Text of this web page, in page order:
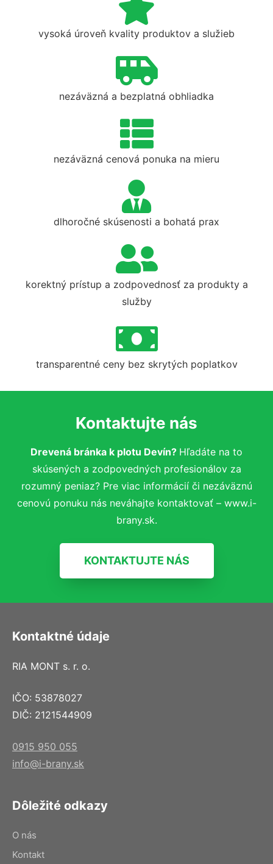
vysoká úroveň kvality produktov a služieb
nezáväzná a bezplatná obhliadka
nezáväzná cenová ponuka na mieru
dlhoročné skúsenosti a bohatá prax
korektný prístup a zodpovednosť za produkty a
služby
transparentné ceny bez skrytých poplatkov
Kontaktujte nás
Drevená bránka k plotu Devín? Hľadáte na to
skúsených a zodpovedných profesionálov za
rozumný peniaz? Pre viac informácií či nezáväznú
cenovú ponuku nás neváhajte kontaktovať – www.i-
brany.sk.
KONTAKTUJTE NÁS
Kontaktné údaje
RIA MONT s. r. o.
IČO: 53878027
DIČ: 2121544909
0915 950 055
info@i-brany.sk
Dôležité odkazy
O nás
Kontakt